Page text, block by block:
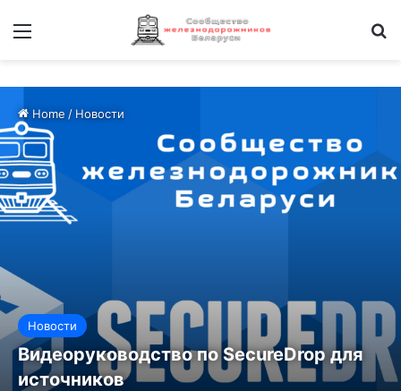
Home /Новости
Новости
Видеоруководство по SecureDrop для
источников